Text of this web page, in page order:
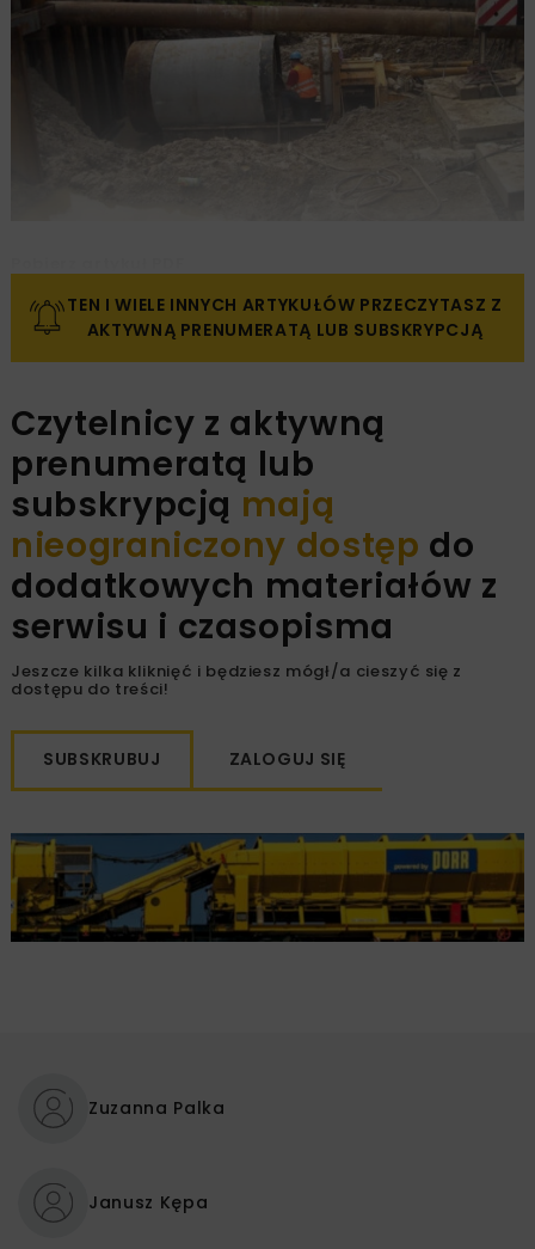
TEN I WIELE INNYCH ARTYKUŁÓW PRZECZYTASZ Z
AKTYWNĄ PRENUMERATĄ LUB SUBSKRYPCJĄ
Czytelnicy z aktywną
prenumeratą lub
subskrypcją mają
nieograniczony dostęp do
dodatkowych materiałów z
serwisu i czasopisma
Jeszcze kilka kliknięć i będziesz mógł/a cieszyć się z
dostępu do treści!
SUBSKRUBUJ ZALOGUJ SIĘ
Zuzanna Palka
Janusz Kępa